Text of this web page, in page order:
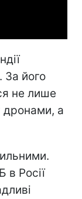
За його
не лише
дронами, а
в Росії